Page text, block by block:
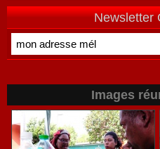
Newsletter
Images